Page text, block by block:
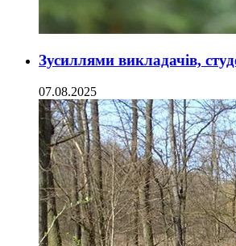
Зусиллями викладачів,
07.08.2025